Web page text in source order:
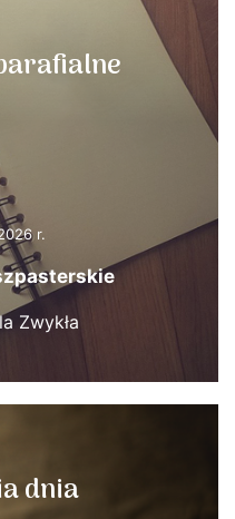
r.
Zwykła
dnia